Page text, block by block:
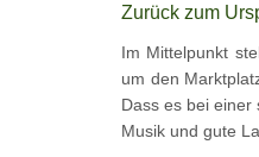
Zurück zum
Im Mittelpunkt
um den
Dass es bei
Musik und gute